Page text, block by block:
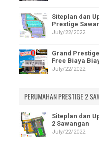
Siteplan dan
Prestige
July/22/2022
Grand
Free Biaya
July/22/2022
PERUMAHAN PRESTIGE 2
Siteplan dan
2 Sawangan
July/22/2022